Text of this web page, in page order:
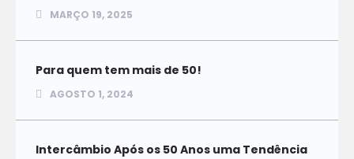
MARÇO 19, 2025
Para quem tem mais de 50!
AGOSTO 1, 2024
Intercâmbio Após os 50 Anos uma Tendência